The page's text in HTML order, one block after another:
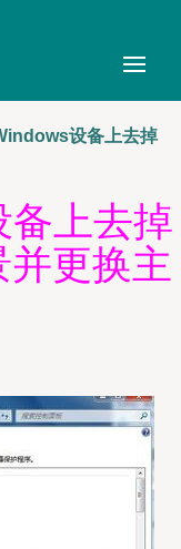
设备上去掉
备上去掉
更换主